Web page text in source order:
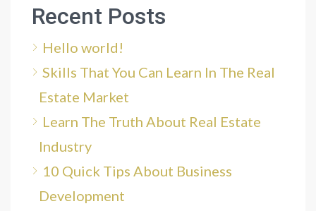
Recent Posts
Hello world!
Skills That You Can Learn In The Real
Estate Market
Learn The Truth About Real Estate
Industry
10 Quick Tips About Business
Development